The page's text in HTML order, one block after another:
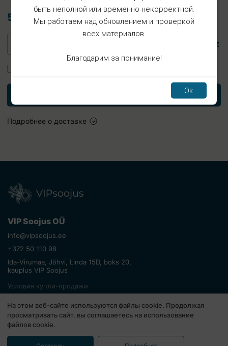
5.73€
5.73 €
Подробнее о доставке
VIP Soojus OÜ
info@vipsoojus.ee
+372 50 110 98
Ida-Virumaa, Jõhvi, Linda 15D, boks 20,
kauplus VIP Soojus
Условия купли-продажи
Политика конфиденциальности
На этом веб-сайте используются файлы cookie. Продолжая
просматривать сайт, вы соглашаетесь на использование
файлов cookie.
быть неполной или временно некорректной.
Мы работаем над обновлением и проверкой
всех материалов.
Благодарим за понимание!
Ok